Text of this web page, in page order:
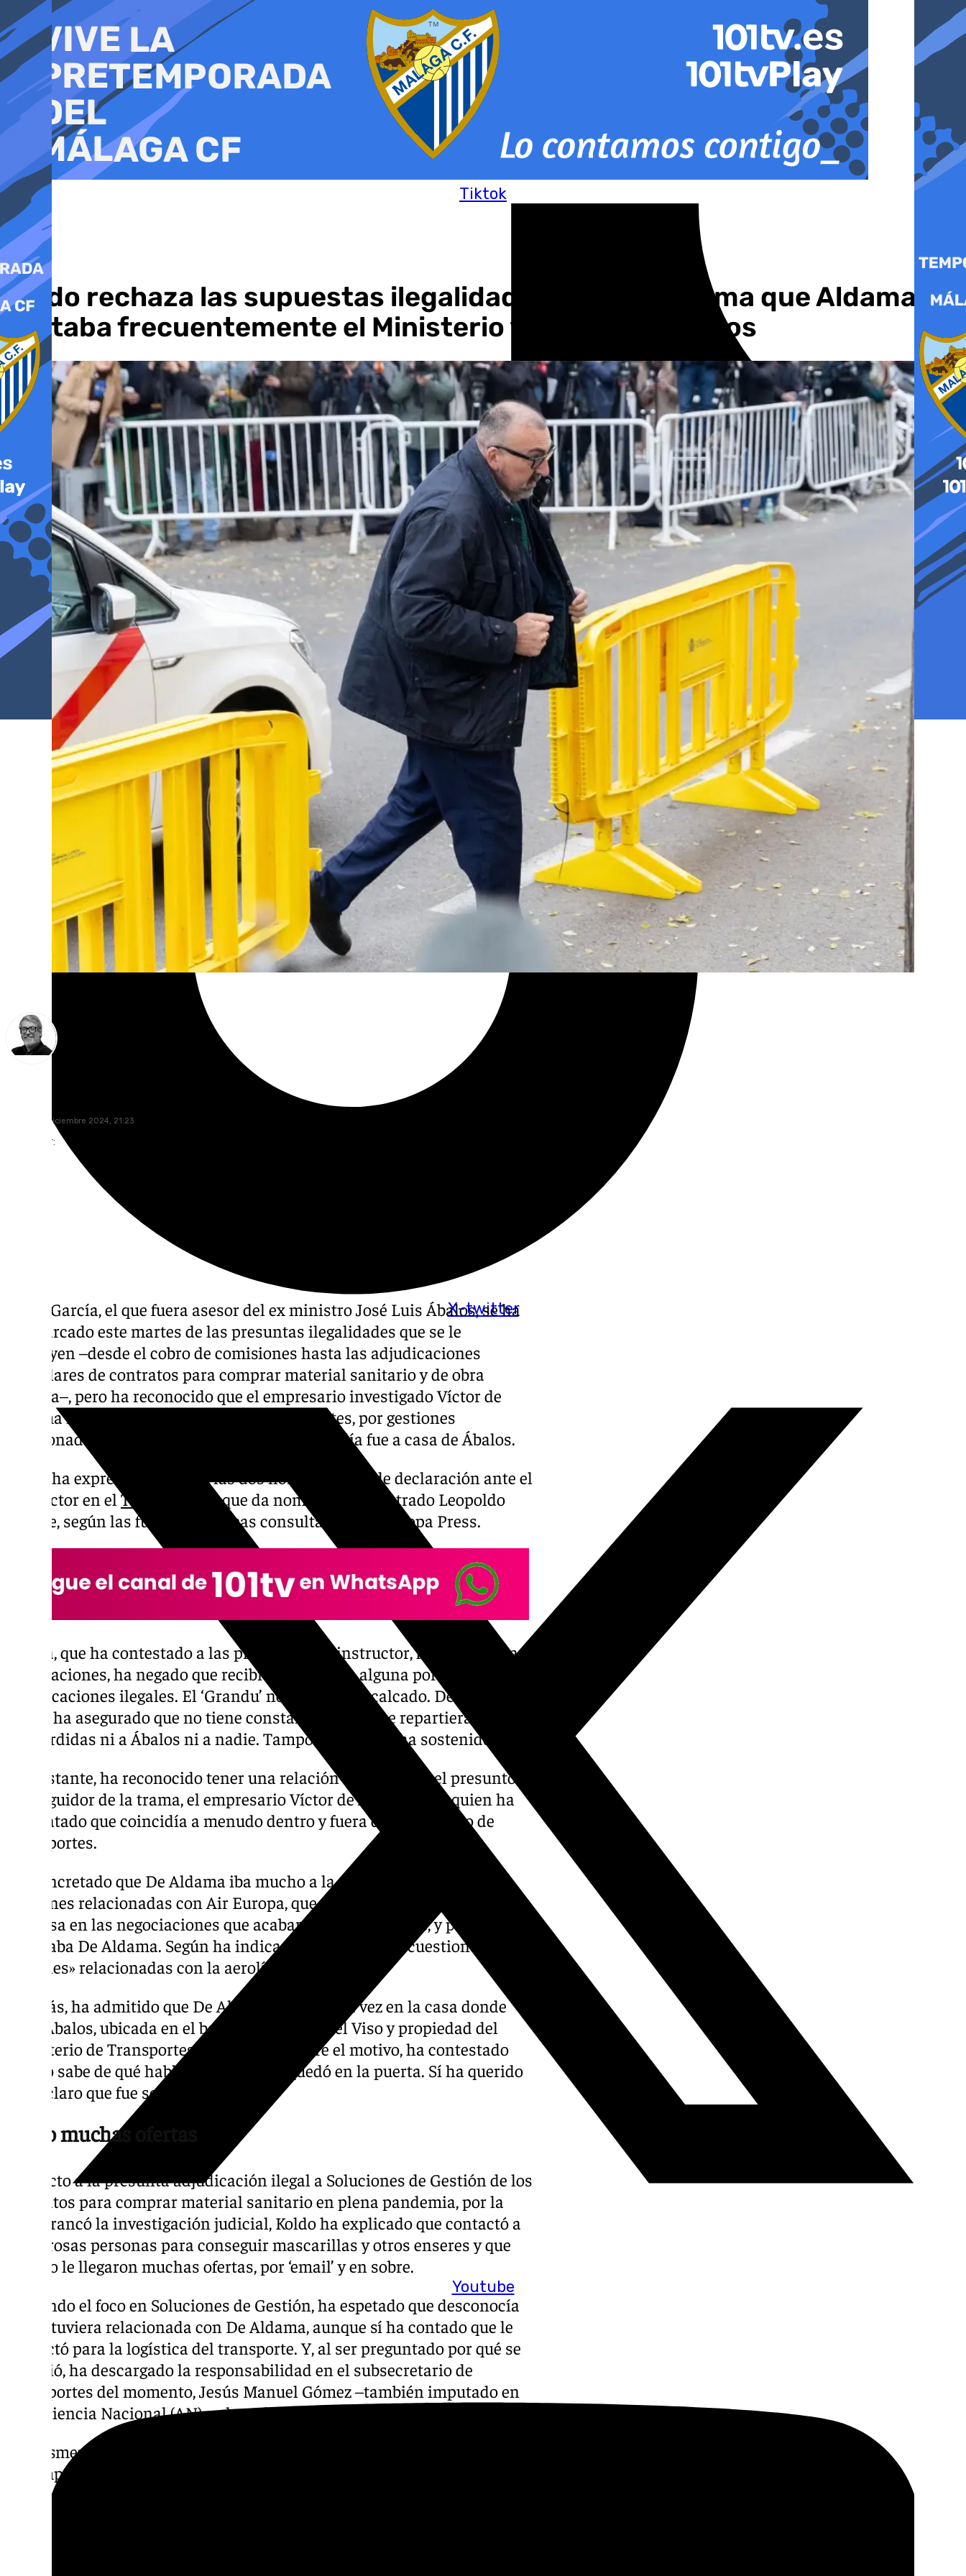
al
contenido
Tiktok
X-twitter
Youtube
Koldo rechaza las supuestas ilegalidades, aunque afirma que Aldama
visitaba frecuentemente el Ministerio y la casa de Ábalos
martes, 17 diciembre 2024, 21:23
Compartir:
García, el que fuera asesor del ex ministro José Luis Ábalos, se ha
desmarcado este martes de las presuntas ilegalidades que se le
atribuyen –desde el cobro de comisiones hasta las adjudicaciones
irregulares de contratos para comprar material sanitario y de obra
pública–, pero ha reconocido que el empresario investigado Víctor de
Aldama iba mucho al Ministerio de Transportes, por gestiones
relacionadas con Air Europa, y que incluso un día fue a casa de Ábalos.
Así se ha expresado durante las dos horas y media de declaración ante el
instructor en elTS
del caso al que da nombre, el magistrado Leopoldo
Puente, según las fuentes jurídicas consultadas por Europa Press.
García, que ha contestado a las preguntas del instructor, fiscal, defensas
y acusaciones, ha negado que recibiera comisión alguna por
adjudicaciones ilegales. El ‘Grandu’ no era él, ha recalcado. Del mismo
modo, ha asegurado que no tiene constancia de que se repartiera dinero
de mordidas ni a Ábalos ni a nadie. Tampoco al PSOE, ha sostenido.
No obstante, ha reconocido tener una relación cercana con el presunto
conseguidor de la trama, el empresario Víctor de Aldama, con quien ha
comentado que coincidía a menudo dentro y fuera del Ministerio de
Transportes.
Ha concretado que De Aldama iba mucho a la sede ministerial por
gestiones relacionadas con Air Europa, que en ese momento estaba
inmersa en las negociaciones que acabaron con su rescate, y para la que
trabajaba De Aldama. Según ha indicado, se hablaba de cuestiones
«banales» relacionadas con la aerolínea.
Además, ha admitido que De Aldama estuvo una vez en la casa donde
vivía Ábalos, ubicada en el barrio madrileño del Viso y propiedad del
Ministerio de Transportes. Preguntado sobre el motivo, ha contestado
que no sabe de qué hablaron porque se quedó en la puerta. Sí ha querido
dejar claro que fue solo esa vez.
Hubo muchas ofertas
Respecto a la presunta adjudicación ilegal a Soluciones de Gestión de los
contratos para comprar material sanitario en plena pandemia, por la
que arrancó la investigación judicial, Koldo ha explicado que contactó a
numerosas personas para conseguir mascarillas y otros enseres y que
por eso le llegaron muchas ofertas, por ‘email’ y en sobre.
Poniendo el foco en Soluciones de Gestión, ha espetado que desconocía
que estuviera relacionada con De Aldama, aunque sí ha contado que le
contactó para la logística del transporte. Y, al ser preguntado por qué se
la eligió, ha descargado la responsabilidad en el subsecretario de
Transportes del momento, Jesús Manuel Gómez –también imputado en
la Audiencia Nacional (AN)–, al que ha dicho que derivó todas las ofertas.
Ha desmentido asimismo que, conforme declaró De Aldama, a petición
del empresario pidiera a Ábalos que intercediera con el Gobierno balear
de Francina Armengol porque habían llegado mascarillas defectuosas.